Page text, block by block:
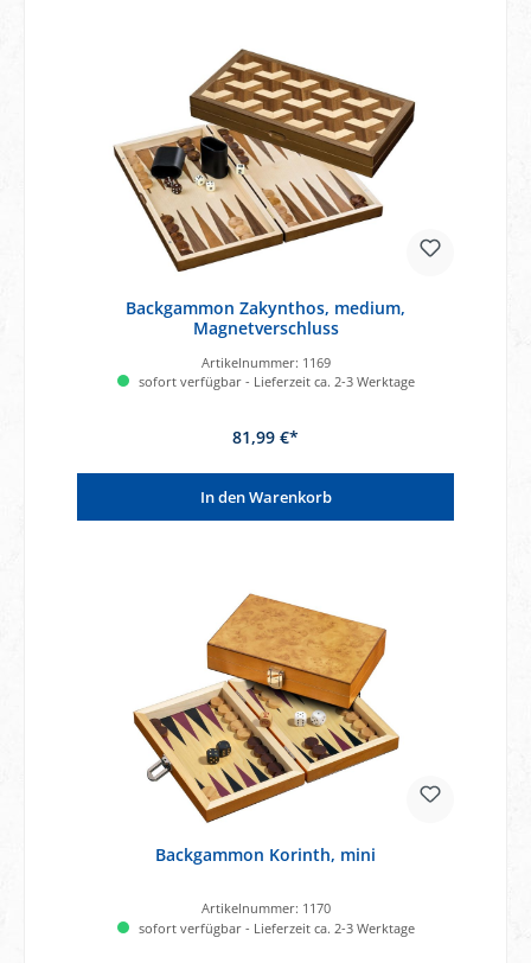
Backgammon Zakynthos, medium,
Magnetverschluss
Artikelnummer: 1169
sofort verfügbar - Lieferzeit ca. 2-3 Werktage
81,99 €*
In den Warenkorb
Backgammon Korinth, mini
Artikelnummer: 1170
sofort verfügbar - Lieferzeit ca. 2-3 Werktage